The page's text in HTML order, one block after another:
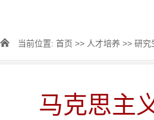
当前位置: 首页 >> 人才培养 >> 研究
马克思主